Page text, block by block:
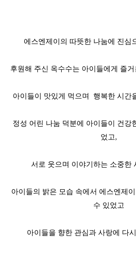
에스엔제이의 따뜻한 나눔에 진심
후원해 주신 옥수수는 아이들에게 즐
아이들이 맛있게 먹으며 행복한 시간
정성 어린 나눔 덕분에 아이들이 건강
었고,
서로 웃으며 이야기하는 소중한
아이들의 밝은 모습 속에서 에스엔제
수 있었고
아이들을 향한 관심과 사랑에 다